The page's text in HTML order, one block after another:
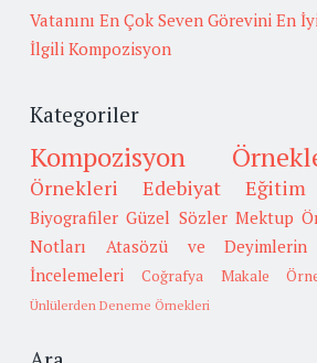
Vatanını En Çok Seven Görevini En
İlgili Kompozisyon
Kategoriler
Kompozisyon
Örnekleri
Edebiyat Eğitim
Biyografiler Güzel Sözler Mektup
Notları
Atasözü ve Deyimlerin
İncelemeleri
Coğrafya Makale
Ünlülerden Deneme Örnekleri